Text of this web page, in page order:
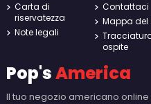
Carta di
riservatezza
Note legali
Contattaci
Mappa del
ospite
Pop'sAmerica
Il tuo negozio americano online